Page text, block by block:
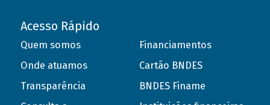
Acesso Rápido
Quem somos
Onde atuamos
Transparência
Financiamentos
Cartão BNDES
BNDES Finame